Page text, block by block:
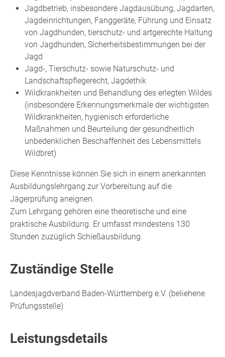
Jagdbetrieb, insbesondere Jagdausübung, Jagdarten,
Jagdeinrichtungen, Fanggeräte, Führung und Einsatz
von Jagdhunden, tierschutz- und artgerechte Haltung
von Jagdhunden, Sicherheitsbestimmungen bei der
Jagd
Jagd-, Tierschutz- sowie Naturschutz- und
Landschaftspflegerecht, Jagdethik
Wildkrankheiten und Behandlung des erlegten Wildes
(insbesondere Erkennungsmerkmale der wichtigsten
Wildkrankheiten, hygienisch erforderliche
Maßnahmen und Beurteilung der gesundheitlich
unbedenklichen Beschaffenheit des Lebensmittels
Wildbret)
Diese Kenntnisse können Sie sich in einem anerkannten
Ausbildungslehrgang zur Vorbereitung auf die
Jägerprüfung aneignen.
Zum Lehrgang gehören eine theoretische und eine
praktische Ausbildung. Er umfasst mindestens 130
Stunden zuzüglich Schießausbildung.
Zuständige Stelle
Landesjagdverband Baden-Württemberg e.V. (beliehene
Prüfungsstelle)
Leistungsdetails